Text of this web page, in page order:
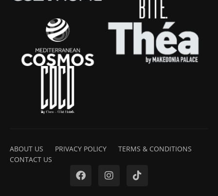
ABOUT US PRIVACY POLICY
TERMS & CONDITIONS
CONTACT US